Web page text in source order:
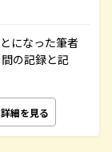
になった筆者
の記録と記
詳細を見る